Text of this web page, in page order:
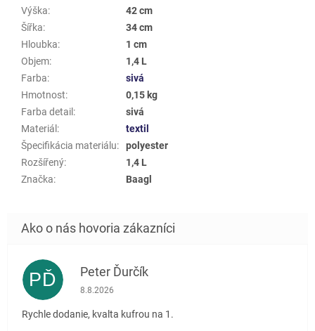
Výška:
42 cm
Šířka:
34 cm
Hloubka:
1 cm
Objem:
1,4 L
Farba:
sivá
Hmotnost:
0,15 kg
Farba detail :
sivá
Materiál :
textil
Špecifikácia materiálu:
polyester
Rozšířený:
1,4 L
Značka: Baagl
PĎ Peter Ďurčík
Hodnotenie obchodu je 5 z 5 hviezdičiek.
8.8.2026
Rychle dodanie, kvalta kufrou na 1.